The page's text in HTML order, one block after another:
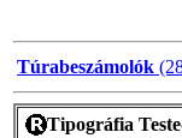
Túrabeszámolók
Tipográfia